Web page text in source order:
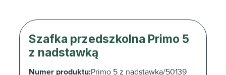
Szafka przedszkolna Primo 5
z nadstawką
Numer produktu:Primo 5 z nadstawką/50139